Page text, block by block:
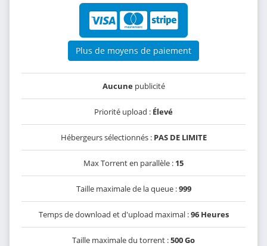
Plus de moyens de paiement
Aucunepublicité
Priorité upload : Élevé
Hébergeurs sélectionnés : PAS DE LIMITE
Max Torrent en parallèle : 15
Taille maximale de la queue :999
Temps de download et d'upload maximal :96 Heures
Taille maximale du torrent :500 Go